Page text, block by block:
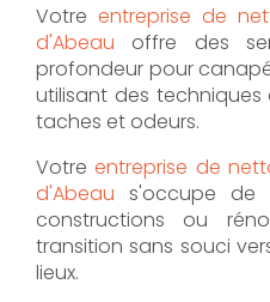
Votreentreprise de
d'Abeau offre des
profondeur pour
utilisant des techniques
taches et odeurs.
Votreentreprise de
d'Abeau s'occupe de
constructions ou
transition sans souci
lieux.